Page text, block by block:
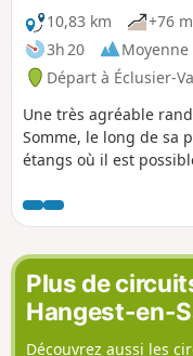
10,83 km
+76 m
3h 20
Moyenne
Départ à Éclusier-
Une très agréable
Somme, le long de sa
étangs où il est
un superbe panorama
Plus de
Hangest-en-
Découvrez aussi les